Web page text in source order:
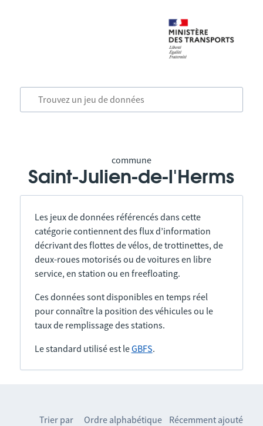
commune
Saint-Julien-de-l'Herms
Les jeux de données référencés dans cette
catégorie contiennent des flux d’information
décrivant des flottes de vélos, de trottinettes, de
deux-roues motorisés ou de voitures en libre
service, en station ou en freefloating.
Ces données sont disponibles en temps réel
pour connaître la position des véhicules ou le
taux de remplissage des stations.
Le standard utilisé est leGBFS.
Trier par Ordre alphabétique Récemment ajouté